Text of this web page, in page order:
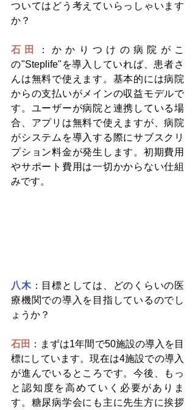
ついてはどう考えていらっしゃいます
か？
石田
：かかりつけの病院がこ
の"Steplife"を導入していれば、患者さ
んは無料で使えます。基本的には病院
からの支払いがメインの収益モデルで
す。ユーザーが病院と連携している場
合、アプリは無料で使えますが、病院
がシステムを導入する際にサブスクリ
プション料金が発生します。初期費用
やサポート費用は一切かからない仕組
みです。
八木：目標としては、どのくらいの医
療機関での導入を目指しているのでし
ょうか？
石田 ：まずは1年間で50施設の導入を目
標にしています。現在は4施設での導入
が進んでいるところです。今後、もっ
と認知度を高めていく必要がありま
す。糖尿病学会にも主に先生方に挨拶